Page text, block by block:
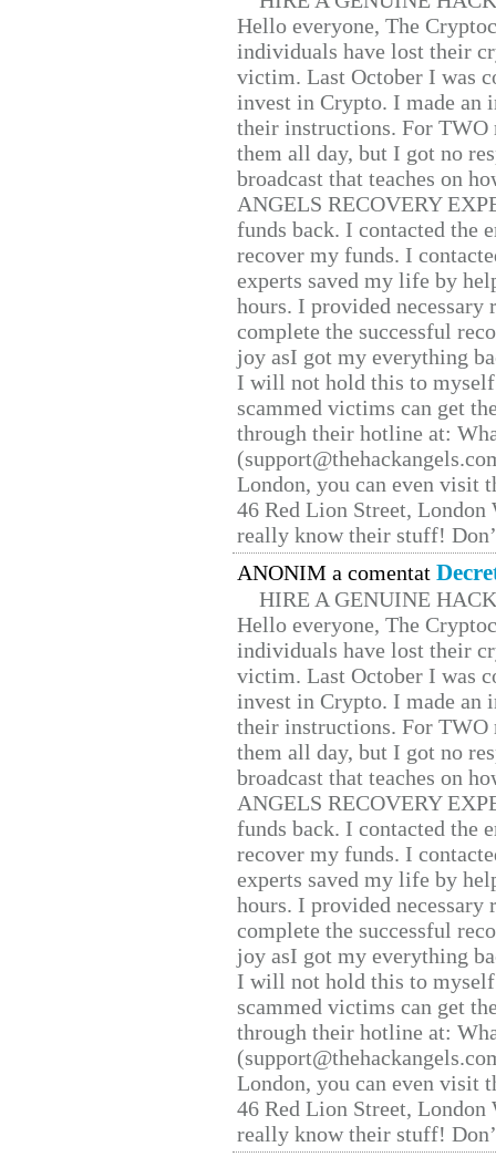
Hello everyone, The
individuals have lost their
victim. Last October I was
invest in Crypto. I made
their instructions. For TWO
them all day, but I got no
broadcast that teaches on
ANGELS RECOVERY
funds back. I contacted the
recover my funds. I
experts saved my life by
hours. I provided
complete the successful
joy asI got my everything
I will not hold this to
scammed victims can get
through their hotline at:
London, you can even visit
46 Red Lion Street, London
really know their stuff!
ANONIM a comentat
HIRE A GENUINE
Hello everyone, The
individuals have lost their
victim. Last October I was
invest in Crypto. I made
their instructions. For TWO
them all day, but I got no
broadcast that teaches on
ANGELS RECOVERY
funds back. I contacted the
recover my funds. I
experts saved my life by
hours. I provided
complete the successful
joy asI got my everything
I will not hold this to
scammed victims can get
through their hotline at:
London, you can even visit
46 Red Lion Street, London
really know their stuff!